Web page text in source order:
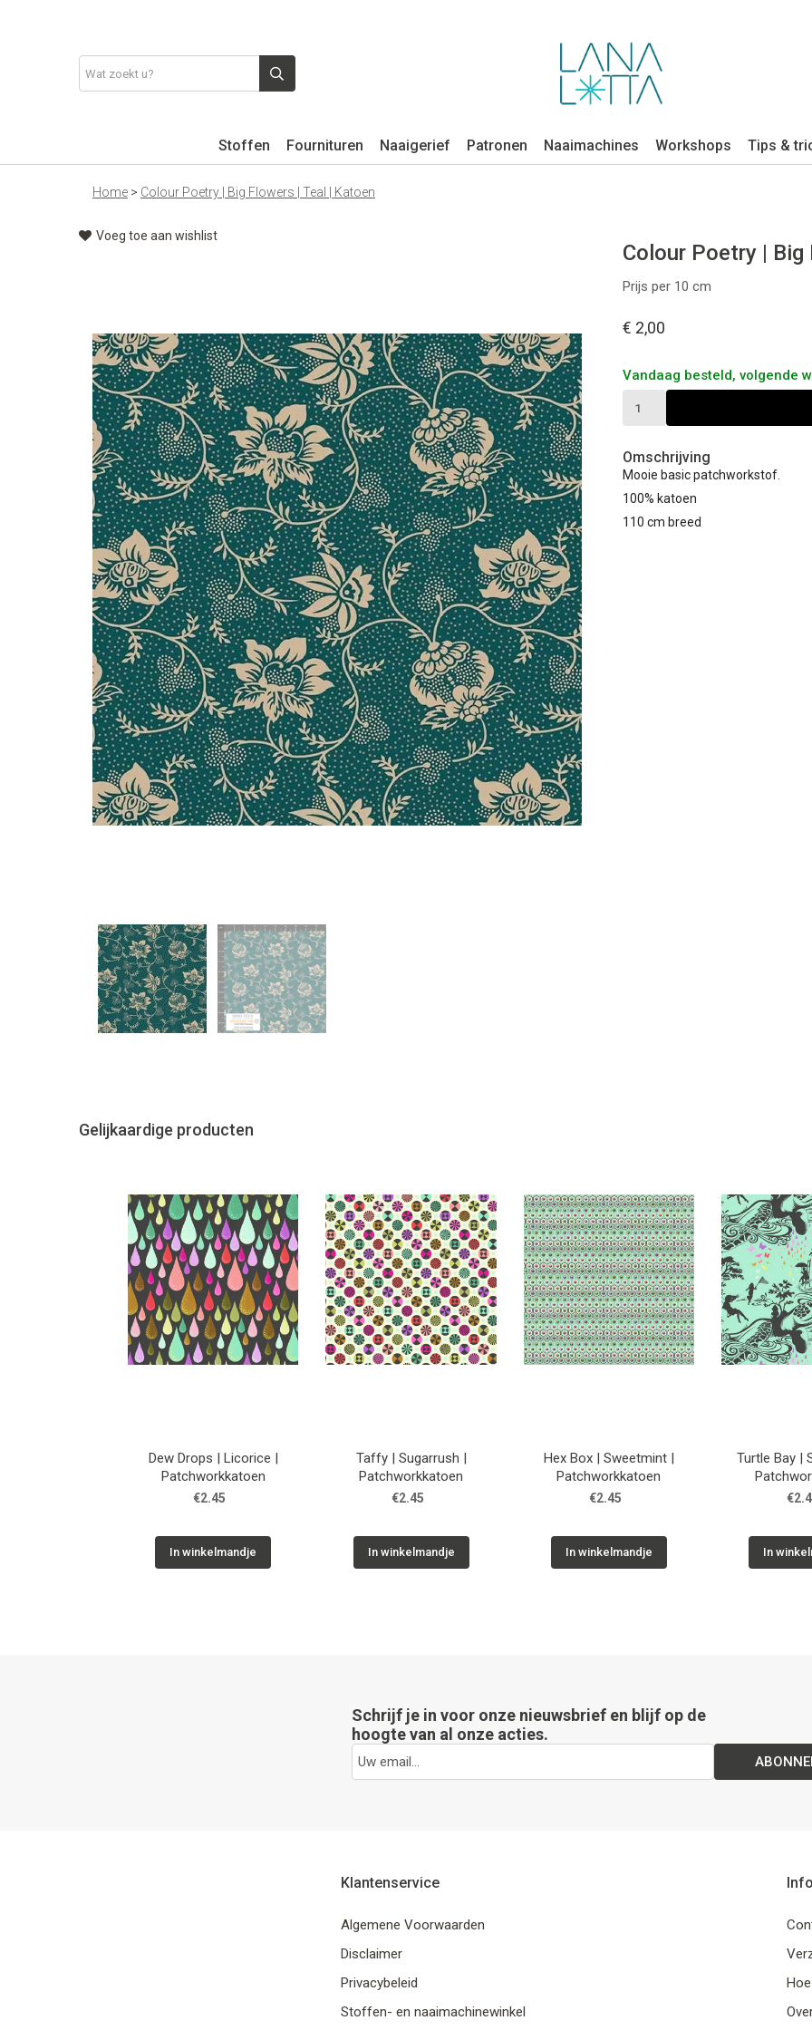
Stoffen Fournituren Naaigerief Patronen Naaimachines Workshops Tips &
Home > Colour Poetry | Big Flowers | Teal | Katoen
Voeg toe aan wishlist
Colour Poetry |
Prijs per 10 cm
€ 2,00
Vandaag besteld, volgende
Omschrijving
Mooie basic patchworkstof.
100% katoen
110 cm breed
Gelijkaardige producten
Dew Drops | Licorice |
Patchworkkatoen
€2.45
In winkelmandje
Taffy | Sugarrush |
Patchworkkatoen
€2.45
In winkelmandje
Hex Box | Sweetmint |
Patchworkkatoen
€2.45
In winkelmandje
Turtle Bay |
In
Schrijf je in voor onze nieuwsbrief en blijf op de
hoogte van al onze acties.
Klantenservice
Algemene Voorwaarden
Disclaimer
Privacybeleid
Stoffen- en naaimachinewinkel
Info